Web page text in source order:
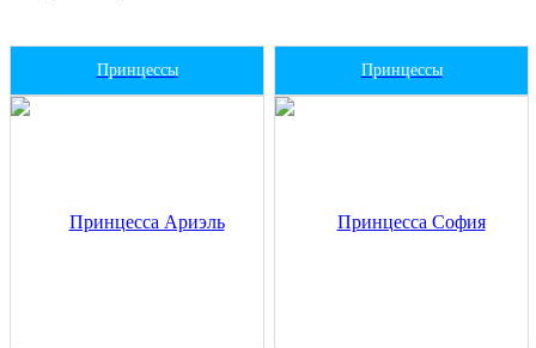
Принцессы Принцессы